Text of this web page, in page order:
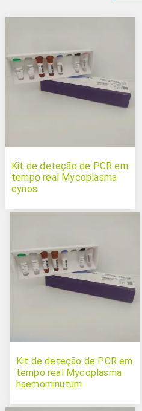
Kit de deteção de PCR em
tempo real Mycoplasma
cynos
Kit de deteção de PCR em
tempo real Mycoplasma
haemominutum